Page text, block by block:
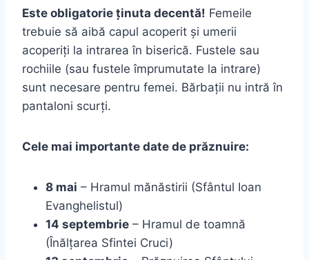
Este obligatorie ținuta decentă! Femeile
trebuie să aibă capul acoperit și umerii
acoperiți la intrarea în biserică. Fustele sau
rochiile (sau fustele împrumutate la intrare)
sunt necesare pentru femei. Bărbații nu intră în
pantaloni scurți.
Cele mai importante date de prăznuire:
8 mai – Hramul mănăstirii (Sfântul Ioan
Evanghelistul)
14 septembrie – Hramul de toamnă
(Înălțarea Sfintei Cruci)